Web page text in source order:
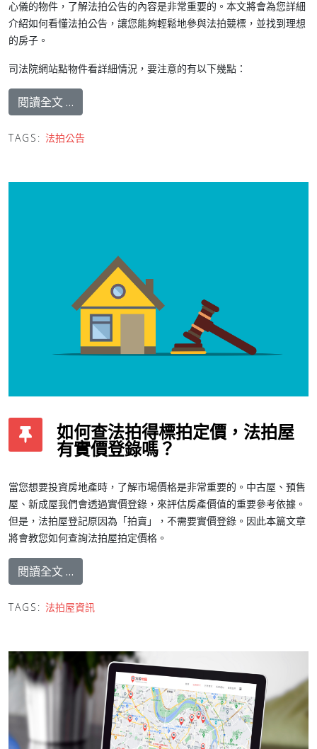
心儀的物件，了解法拍公告的內容是非常重要的。本文將會為您詳細
介紹如何看懂法拍公告，讓您能夠輕鬆地參與法拍競標，並找到理想
的房子。
司法院網站點物件看詳細情況，要注意的有以下幾點：
閱讀全文 …
TAGS: 法拍公告
如何查法拍得標拍定價，法拍屋
有實價登錄嗎？
當您想要投資房地產時，了解市場價格是非常重要的。中古屋、預售
屋、新成屋我們會透過實價登錄，來評估房產價值的重要參考依據。
但是，法拍屋登記原因為「拍賣」，不需要實價登錄。因此本篇文章
將會教您如何查詢法拍屋拍定價格。
閱讀全文 …
TAGS: 法拍屋資訊